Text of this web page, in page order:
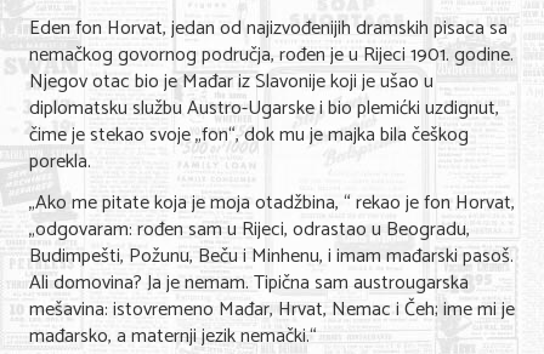
UPIS FIRMI
MARKETING
KONTAKT
O NAMA
Eden fon Horvat, jedan od najizvođenijih dramskih pisaca sa
nemačkog govornog područja, rođen je u Rijeci 1901. godine.
Njegov otac bio je Mađar iz Slavonije koji je ušao u
diplomatsku službu Austro-Ugarske i bio plemićki uzdignut,
čime je stekao svoje „fon“, dok mu je majka bila češkog
porekla.
„Ako me pitate koja je moja otadžbina, “ rekao je fon Horvat,
„odgovaram: rođen sam u Rijeci, odrastao u Beogradu,
Budimpešti, Požunu, Beču i Minhenu, i imam mađarski pasoš.
Ali domovina? Ja je nemam. Tipična sam austrougarska
mešavina: istovremeno Mađar, Hrvat, Nemac i Čeh; ime mi je
mađarsko, a maternji jezik nemački.“